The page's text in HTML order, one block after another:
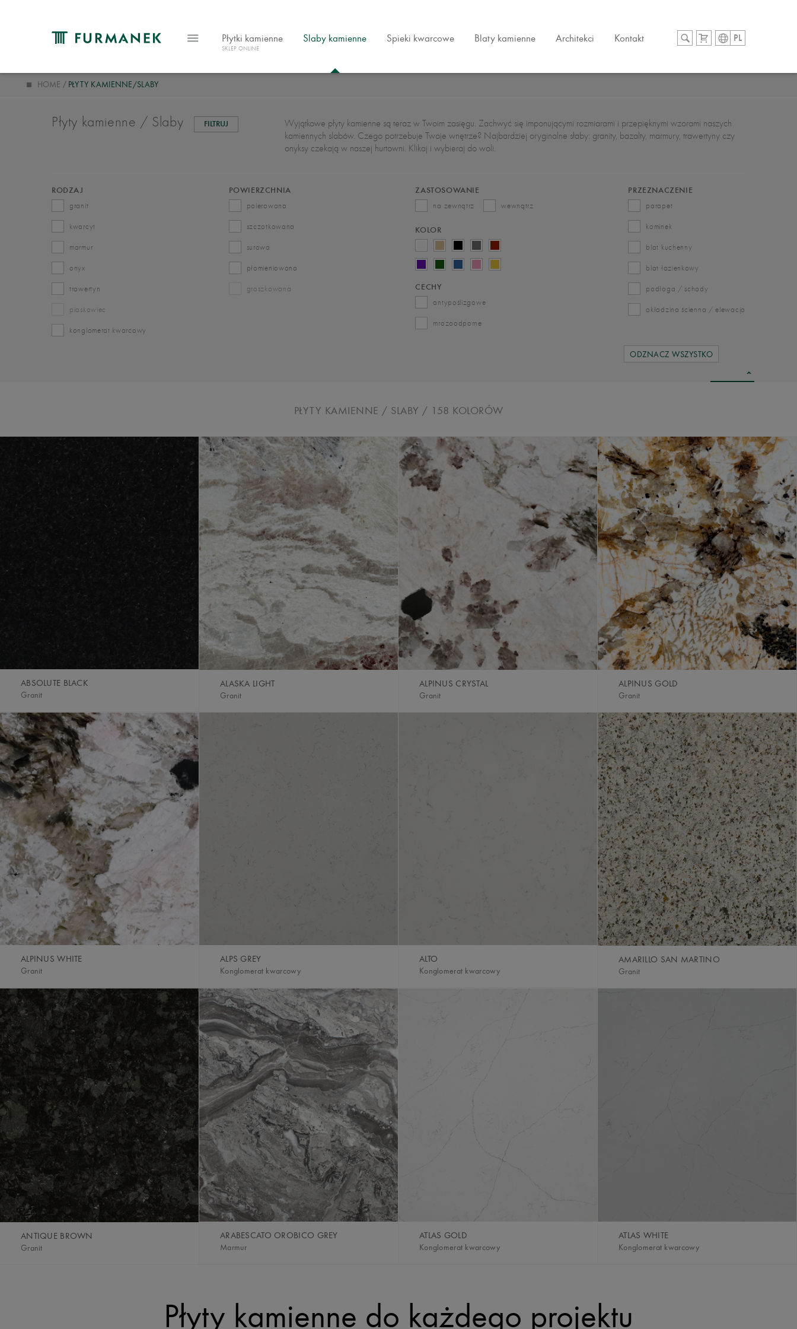
Płytki kamienne
SKLEP ONLINE
Slaby kamienne Spieki kwarcowe Blaty kamienne Architekci Kontakt PL
HOME PŁYTY KAMIENNE/SLABY
Płyty kamienne / Slaby FILTRUJ
Wyjątkowe płyty kamienne są teraz w Twoim zasięgu. Zachwyć się imponującymi rozmiarami i przepięknymi wzorami naszych
kamiennych slabów. Czego potrzebuje Twoje wnętrze? Najbardziej oryginalne słaby: granity, bazalty, marmury, trawertyny czy
onyksy czekają w naszej hurtowni. Klikaj i wybieraj do woli.
RODZAJ
granit
kwarcyt
marmur
onyx
trawertyn
piaskowiec
konglomerat kwarcowy
POWIERZCHNIA
polerowana
szczotkowana
surowa
płomieniowana
groszkowana
ZASTOSOWANIE
na zewnątrz wewnątrz
KOLOR
CECHY
antypoślizgowe
mrozoodporne
PRZEZNACZENIE
parapet
kominek
blat kuchenny
blat łazienkowy
podłoga / schody
okładzina ścienna / elewacja
ODZNACZ WSZYSTKO
PŁYTY KAMIENNE / SLABY / 158 KOLORÓW
ABSOLUTE BLACK
Granit
ALASKA LIGHT
Granit
ALPINUS CRYSTAL
Granit
ALPINUS GOLD
Granit
ALPINUS WHITE
Granit
ALPS GREY
Konglomerat kwarcowy
ALTO
Konglomerat kwarcowy
AMARILLO SAN MARTINO
Granit
ANTIQUE BROWN
Granit
ARABESCATO OROBICO GREY
Marmur
ATLAS GOLD
Konglomerat kwarcowy
ATLAS WHITE
Konglomerat kwarcowy
Płyty kamienne do każdego projektu